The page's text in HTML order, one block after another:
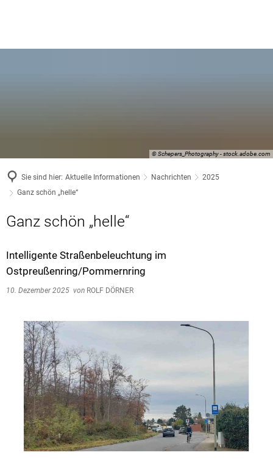
© Schepers_Photography - stock.adobe.com
Sie sind hier: Aktuelle Informationen Nachrichten
2025
Ganz schön „helle“
Ganz schön „helle“
Intelligente Straßenbeleuchtung im
Ostpreußenring/Pommernring
10. Dezember 2025 von ROLF DÖRNER